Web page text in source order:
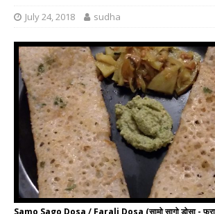
July 24, 2018 sudha
Samo Sago Dosa / Farali Dosa (सामो सागो डोसा -